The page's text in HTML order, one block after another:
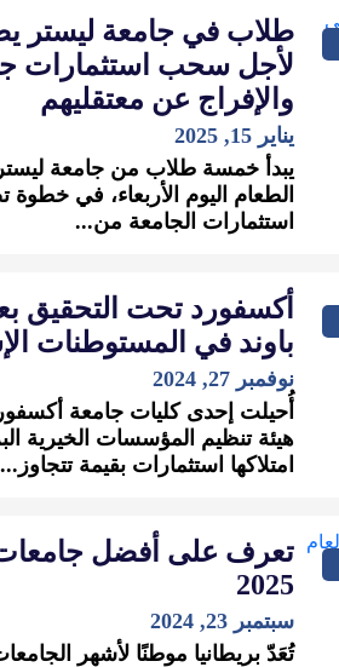
طلاب في جامعة ليستر
لأجل سحب استثمارات
والإفراج عن معتقليهم
يناير 15, 2025
يبدأ خمسة طلاب من جامعة ليستر
الطعام اليوم الأربعاء، في
استثمارات الجامعة من...
أكسفورد تحت التحقيق
باوند في المستوطنات
نوفمبر 27, 2024
أُحيلت إحدى كليات جامعة
هيئة تنظيم المؤسسات الخيرية
امتلاكها استثمارات بقيمة تتجاوز...
تعرف على أفضل جامعات
2025
سبتمبر 23, 2024
تُعَدّ بريطانيا موطنًا لأشهر